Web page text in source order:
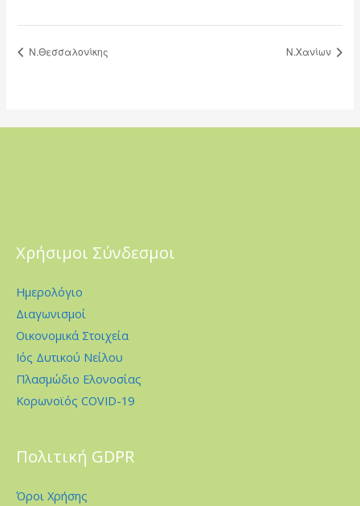
Ν.Θεσσαλονίκης Ν.Χανίων
Χρήσιμοι Σύνδεσμοι
Ημερολόγιο
Διαγωνισμοί
Οικονομικά Στοιχεία
Ιός Δυτικού Νείλου
Πλασμώδιο Ελονοσίας
Κορωνοϊός COVID-19
Πολιτική GDPR
Όροι Χρήσης